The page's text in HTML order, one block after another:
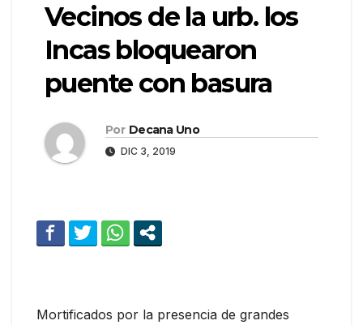
Vecinos de la urb. los
Incas bloquearon
puente con basura
Por Decana Uno
DIC 3, 2019
Mortificados por la presencia de grandes